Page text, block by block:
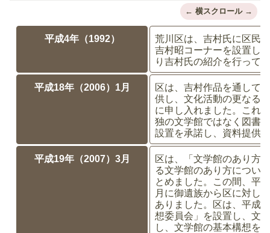
平成4年（1992）
荒川区は、吉村氏に区民
吉村昭コーナーを設置し
り吉村氏の紹介を行って
平成18年（2006）1月
区は、吉村作品を通して
供し、文化活動の更なる
に申し入れました。これ
独の文学館ではなく図書
設置を承諾し、資料提供
平成19年（2007）3月
区は、「文学館のあり方
る文学館のあり方につい
とめました。この間、平
月に御遺族から区に対し
ありました。区は、平成
想委員会」を設置し、文
し、文学館の基本構想を